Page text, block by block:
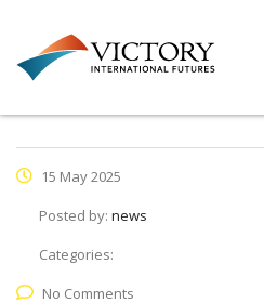
15 May 2025
Posted by: news
Categories:
No Comments